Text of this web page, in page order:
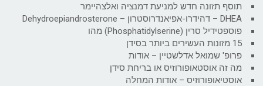
תוסף תזונה חדש למניעת דמנציה ואלצהיימר
DHEA – דהידרו-אפיאנדרוסטרון – Dehydroepiandrosterone
פוספטידיל סרין (Phosphatidylserine) מהו
15 מזונות העשירים ביותר בסידן
פרופ' שמואל אדלשטיין – אודות
מה זה אוסטאופורוזיס או בריחת סידן
אוסטיאופורוזיס – אודות המחלה